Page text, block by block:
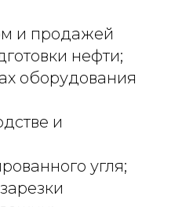
и продажей
нефти;
оборудования
и
угля;